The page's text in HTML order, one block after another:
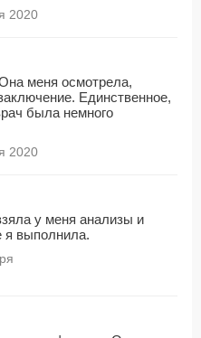
2020
меня осмотрела,
Единственное,
была немного
2020
у меня анализы и
я выполнила.